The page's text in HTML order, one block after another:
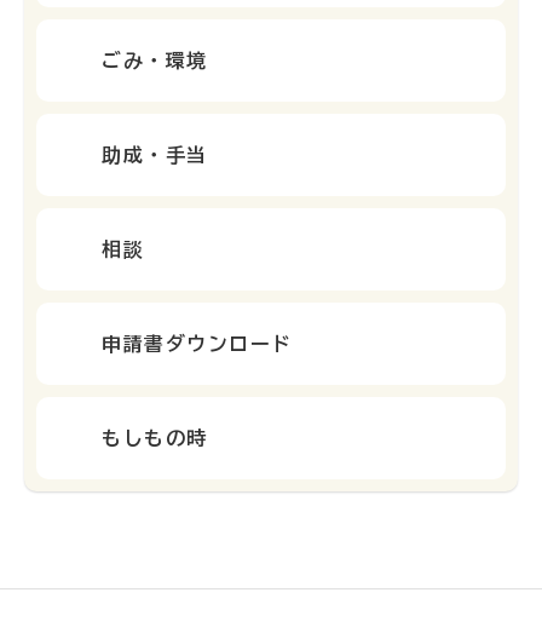
ごみ・環境
助成・手当
相談
申請書ダウンロード
もしもの時